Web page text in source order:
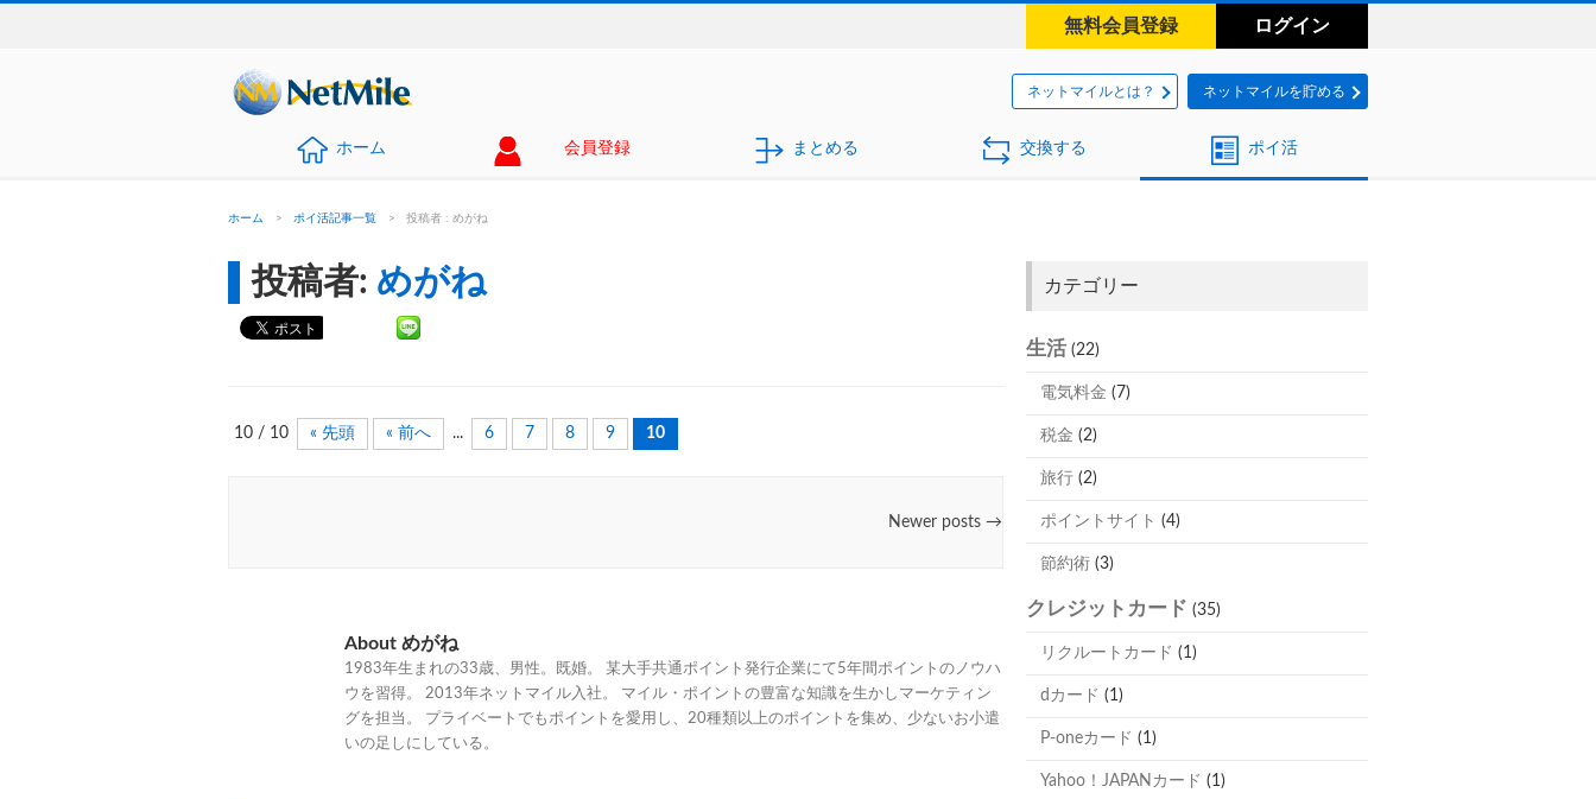
無料会員登録 ログイン
ネットマイルとは？ ネットマイルを貯める
ホーム 会員登録 まとめる 交換する ポイ活
ホーム > ポイ活記事一覧 > 投稿者 : めがね
投稿者: めがね
10 / 10 « 先頭 « 前へ ... 6 7 8 9 10
Newer posts →
About めがね
1983年生まれの33歳、男性。既婚。 某大手共通ポイント発行企業にて5年間ポイントのノウハ
ウを習得。 2013年ネットマイル入社。 マイル・ポイントの豊富な知識を生かしマーケティン
グを担当。 プライベートでもポイントを愛用し、20種類以上のポイントを集め、少ないお小遣
いの足しにしている。
カテゴリー
生活 (22)
電気料金 (7)
税金 (2)
旅行 (2)
ポイントサイト (4)
節約術 (3)
クレジットカード (35)
リクルートカード (1)
dカード (1)
P-oneカード (1)
Yahoo！JAPANカード (1)